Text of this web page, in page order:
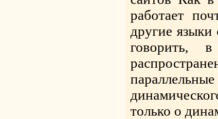
работает
другие
говорить,
только о